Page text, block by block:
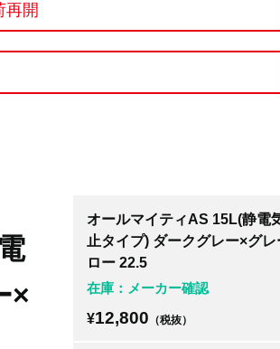
再開
×
オールマイティAS 15L(静電
止タイプ) ダークグレー×グ
ロー 22.5
在庫：メーカー確認
¥12,800 （税抜）